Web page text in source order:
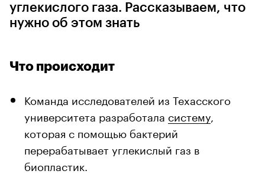
углекислого газа. Рассказываем, что
нужно об этом знать
Что происходит
Команда исследователей из Техасского
университета разработала систему
которая с помощью бактерий
перерабатывает углекислый газ в
биопластик.